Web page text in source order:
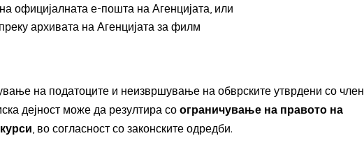
официјалната е-пошта на Агенцијата, или
архивата на Агенцијата за филм
на податоците и неизвршување на обврските утврдени со член
дејност може да резултира соограничување на правото на
, во согласност со законските одредби.